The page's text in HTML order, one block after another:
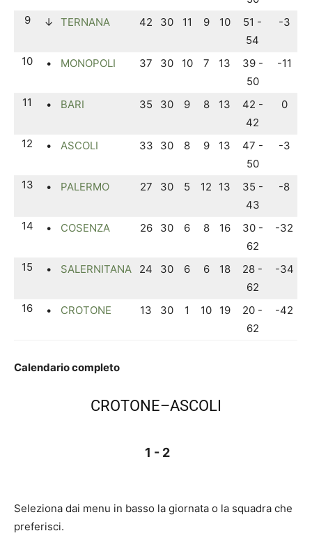
9
↓ TERNANA 42 30 11 9 10
51 -
54
-3
10 • MONOPOLI 37 30 10 7 13
39 -
50
-11
11 • BARI 35 30 9 8 13
42 -
42
0
12 • ASCOLI 33 30 8 9 13
47 -
50
-3
13 • PALERMO 27 30 5 12 13
35 -
43
-8
14 • COSENZA 26 30 6 8 16
30 -
62
-32
15 • SALERNITANA 24 30 6 6 18
28 -
62
-34
16 • CROTONE 13 30 1 10 19
20 -
62
-42
Calendario completo
CROTONE–ASCOLI
1 - 2
Seleziona dai menu in basso la giornata o la squadra che
preferisci.